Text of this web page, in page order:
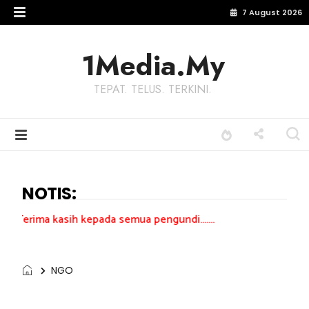
7 August 2026
1Media.My
TEPAT. TELUS. TERKINI.
NOTIS:
kepada semua pengundi.......
NGO